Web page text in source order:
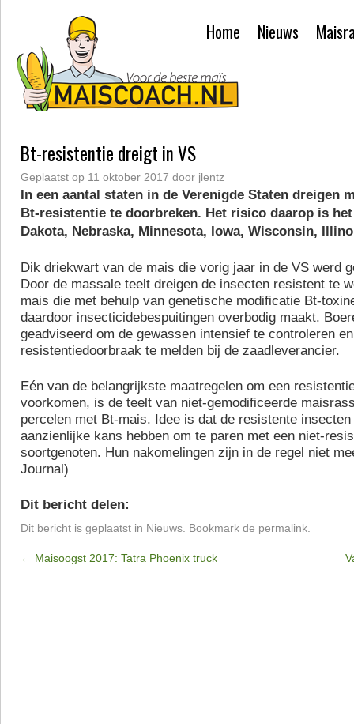
Nieuws
Home
Bt-resistentie dreigt in VS
Geplaatst op 11 oktober 2017 door jlentz
In een aantal staten in de Verenigde Staten dreigen
Bt-resistentie te doorbreken. Het risico daarop is
Dakota, Nebraska, Minnesota, Iowa, Wisconsin,
Dik driekwart van de mais die vorig jaar in de VS werd
Door de massale teelt dreigen de insecten resistent te
mais die met behulp van genetische modificatie Bt-
daardoor insecticidebespuitingen overbodig maakt.
geadviseerd om de gewassen intensief te controleren en
resistentiedoorbraak te melden bij de zaadleverancier.
Eén van de belangrijkste maatregelen om een
voorkomen, is de teelt van niet-gemodificeerde
percelen met Bt-mais. Idee is dat de resistente insecten
aanzienlijke kans hebben om te paren met een niet-
soortgenoten. Hun nakomelingen zijn in de regel niet
Journal)
Dit bericht delen:
Dit bericht is geplaatst in Nieuws . Bookmark de permalink
← Maisoogst 2017: Tatra Phoenix truck